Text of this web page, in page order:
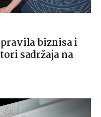
biznisa i
sadržaja na